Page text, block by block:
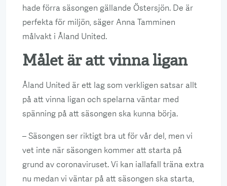
hade förra säsongen gällande Östersjön. De är
perfekta för miljön, säger Anna Tamminen
målvakt i Åland United.
Målet är att vinna ligan
Åland United är ett lag som verkligen satsar allt
på att vinna ligan och spelarna väntar med
spänning på att säsongen ska kunna börja.
– Säsongen ser riktigt bra ut för vår del, men vi
vet inte när säsongen kommer att starta på
grund av coronaviruset. Vi kan iallafall träna extra
nu medan vi väntar på att säsongen ska starta,